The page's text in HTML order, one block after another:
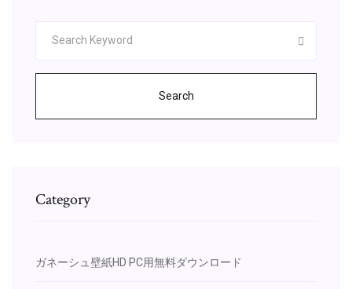
Search
Category
ガネーシュ壁紙HD PC用無料ダウンロード